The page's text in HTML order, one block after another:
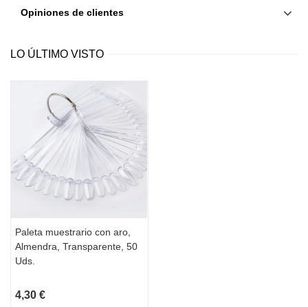
Opiniones de clientes
LO ÚLTIMO VISTO
Paleta muestrario con aro,
Almendra, Transparente, 50
Uds.
4,30 €